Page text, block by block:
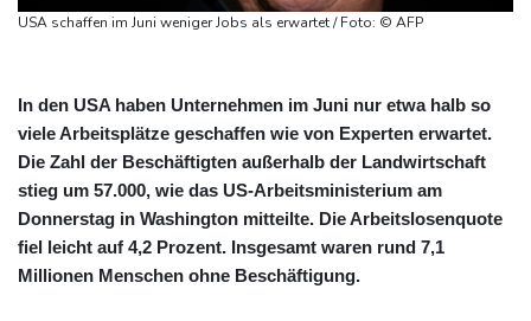
Rechter Hardliner De la Espriella als Kolumbiens Präsident
USA schaffen im Juni weniger Jobs als erwartet / Foto: © AFP
In den USA haben Unternehmen im Juni nur etwa halb so
viele Arbeitsplätze geschaffen wie von Experten erwartet.
Die Zahl der Beschäftigten außerhalb der Landwirtschaft
stieg um 57.000, wie das US-Arbeitsministerium am
Donnerstag in Washington mitteilte. Die Arbeitslosenquote
fiel leicht auf 4,2 Prozent. Insgesamt waren rund 7,1
Millionen Menschen ohne Beschäftigung.